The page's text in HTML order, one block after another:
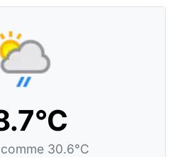
30.6°C